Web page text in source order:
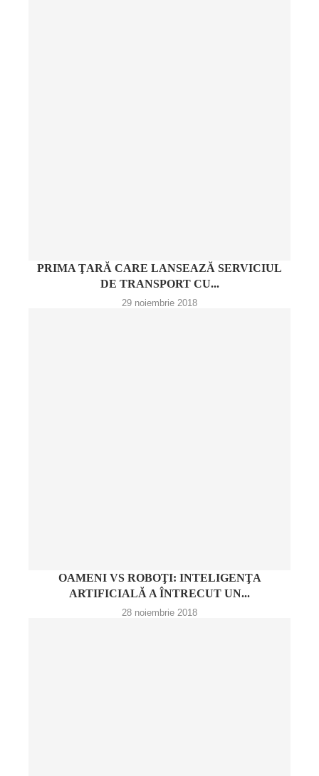
PRIMA ŢARĂ CARE LANSEAZĂ SERVICIUL
DE TRANSPORT CU...
29 noiembrie 2018
OAMENI VS ROBOŢI: INTELIGENŢA
ARTIFICIALĂ A ÎNTRECUT UN...
28 noiembrie 2018